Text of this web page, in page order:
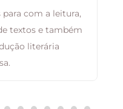
com a leitura,
textos e também
literária